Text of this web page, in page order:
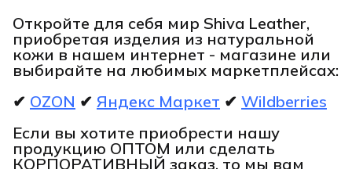
Откройте для себя мир Shiva Leather,
приобретая изделия из натуральной
кожи в нашем интернет - магазине или
выбирайте на любимых маркетплейсах:
✔ OZON ✔ Яндекс Маркет ✔ Wildberries
Если вы хотите приобрести нашу
продукцию ОПТОМ или сделать
КОРПОРАТИВНЫЙ заказ, то мы вам